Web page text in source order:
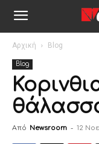
Αρχική Blog
Blog
Από Newsroom - 12